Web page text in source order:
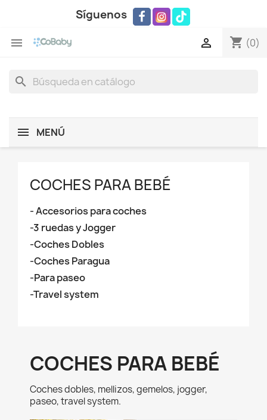
Síguenos
 shopping_cart (0)

search
MENÚ
COCHES PARA BEBÉ
- Accesorios para coches
-3 ruedas y Jogger
-Coches Dobles
-Coches Paragua
-Para paseo
-Travel system
COCHES PARA BEBÉ
Coches dobles, mellizos, gemelos, jogger,
paseo, travel system.